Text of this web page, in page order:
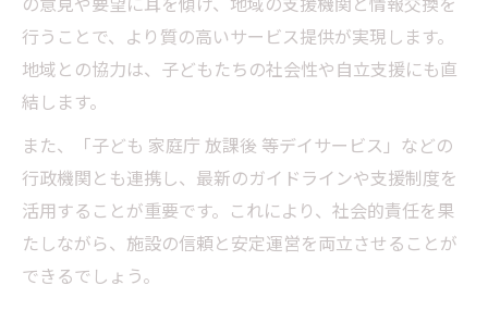
放課後等デイサービスのガイドライン順守
の工夫
行うことで、より質の高いサービス提供が実現します。
地域との協力は、子どもたちの社会性や自立支援にも直
結します。
また、「子ども 家庭庁 放課後 等デイサービス」などの
行政機関とも連携し、最新のガイドラインや支援制度を
活用することが重要です。これにより、社会的責任を果
たしながら、施設の信頼と安定運営を両立させることが
できるでしょう。